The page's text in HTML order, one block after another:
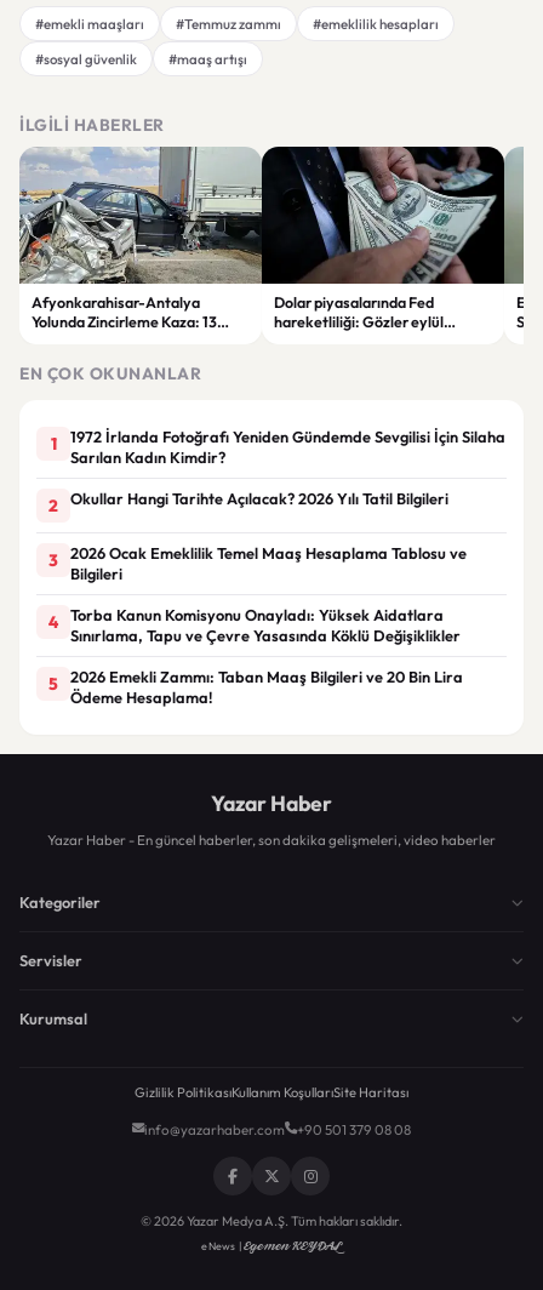
#emekli maaşları #Temmuz zammı
#emeklilik hesapları
#sosyal güvenlik
#maaş artışı
İLGILI HABERLER
Afyonkarahisar-Antalya
Yolunda Zincirleme Kaza: 13
Dolar piyasalarında Fed
hareketliliği: Gözler eylül
EN ÇOK OKUNANLAR
1
1972 İrlanda Fotoğrafı Yeniden Gündemde Sevgilisi İçin Silaha
Sarılan Kadın Kimdir?
2 Okullar Hangi Tarihte Açılacak? 2026 Yılı Tatil Bilgileri
3
2026 Ocak Emeklilik Temel Maaş Hesaplama Tablosu ve
Bilgileri
4
Torba Kanun Komisyonu Onayladı: Yüksek Aidatlara
Sınırlama, Tapu ve Çevre Yasasında Köklü Değişiklikler
5
2026 Emekli Zammı: Taban Maaş Bilgileri ve 20 Bin Lira
Ödeme Hesaplama!
Yazar Haber
Yazar Haber - En güncel haberler, son dakika gelişmeleri, video haberler
Kategoriler
Servisler
Kurumsal
Gizlilik PolitikasıKullanım KoşullarıSite Haritası
info@yazarhaber.com +90 501 379 08 08
© 2026 Yazar Medya A.Ş. Tüm hakları saklıdır.
eNews |Egemen KEYDAL